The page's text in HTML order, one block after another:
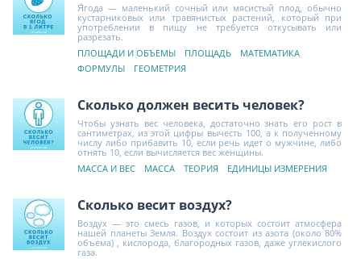
Я́года — маленький сочный или мясистый плод, обычно
кустарниковых или травянистых растений, который при
употреблении в пищу не требуется откусывать или
разрезать.
ПЛОЩАДИ И ОБЪЕМЫ
ПЛОЩАДЬ
МАТЕМАТИКА
ФОРМУЛЫ
ГЕОМЕТРИЯ
Сколько должен весить человек?
Чтобы узнать вес человека, достаточно знать его рост в
сантиметрах, из этой цифры вычесть 100, а к полученному
числу либо прибавить 10, если речь идет о мужчине, либо
отнять 10, если вычисляется вес женщины.
МАССА И ВЕС
МАССА ТЕОРИЯ ЕДИНИЦЫ ИЗМЕРЕНИЯ
Сколько весит воздух?
Воздух — это смесь газов, и которых состоит атмосфера
нашей планеты Земля. Воздух состоит из азота (около 80%
объема) , кислорода, благородных газов, даже углекислого
газа.